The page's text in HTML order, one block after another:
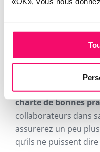
Définir une
Un premier pas pour
des congés illimités
en place une
charte de bonnes
collaborateurs dans
assurerez un peu
qu’ils ne puissent